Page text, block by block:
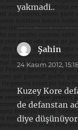
yakmadi..
Şahindedi
ki:
24 Kasım 2012,
Kuzey Kore
de defanstan
diye